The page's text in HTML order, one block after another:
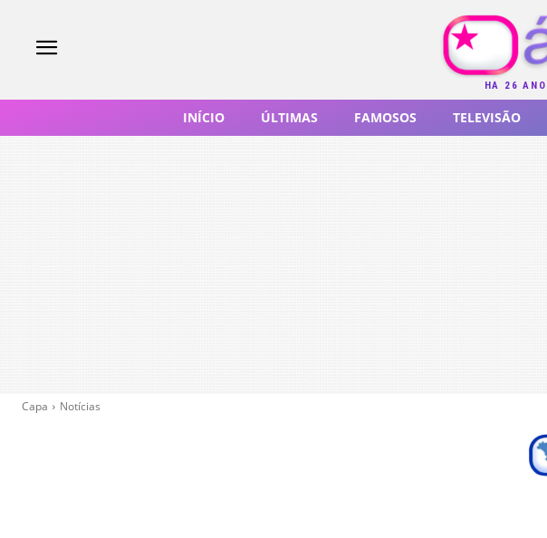
HÁ 26
INÍCIO ÚLTIMAS FAMOSOS TELEVISÃO
Capa Notícias